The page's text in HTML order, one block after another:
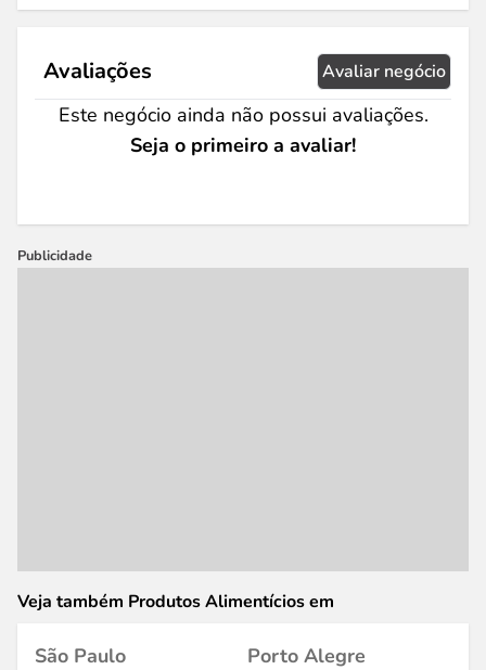
Avaliações Avaliar negócio
Este negócio ainda não possui avaliações.
Seja o primeiro a avaliar!
Publicidade
Veja também Produtos Alimentícios em
São Paulo
Porto Alegre